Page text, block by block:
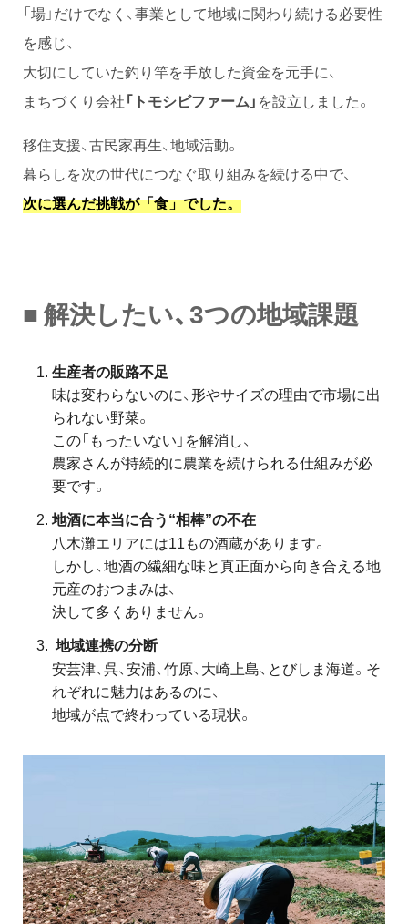
「場」だけでなく、事業として地域に関わり続ける必要性
を感じ、
大切にしていた釣り竿を手放した資金を元手に、
まちづくり会社「トモシビファーム」 を設立しました。
移住支援、古民家再生、地域活動。
暮らしを次の世代につなぐ取り組みを続ける中で、
次に選んだ挑戦が「食」でした。
■ 解決したい、3つの地域課題
生産者の販路不足
味は変わらないのに、形やサイズの理由で市場に出
られない野菜。
この「もったいない」を解消し、
農家さんが持続的に農業を続けられる仕組みが必
要です。
地酒に本当に合う“相棒”の不在
八木灘エリアには11もの酒蔵があります。
しかし、地酒の繊細な味と真正面から向き合える地
元産のおつまみは、
決して多くありません。
地域連携の分断
安芸津、呉、安浦、竹原、大崎上島、とびしま海道。そ
れぞれに魅力はあるのに、
地域が点で終わっている現状。